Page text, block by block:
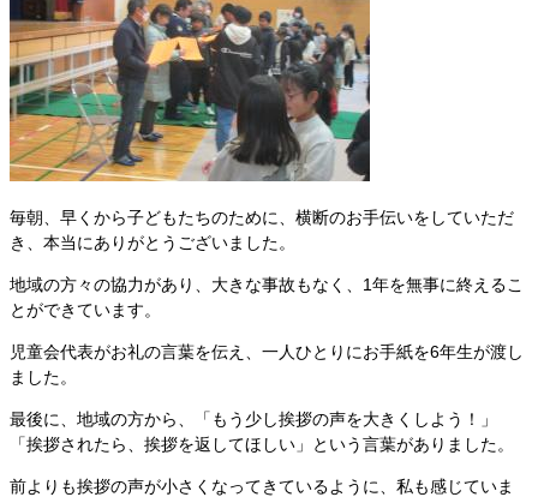
毎朝、早くから子どもたちのために、横断のお手伝いをしていただ
き、本当にありがとうございました。
地域の方々の協力があり、大きな事故もなく、1年を無事に終えるこ
とができています。
児童会代表がお礼の言葉を伝え、一人ひとりにお手紙を6年生が渡し
ました。
最後に、地域の方から、「もう少し挨拶の声を大きくしよう！」
「挨拶されたら、挨拶を返してほしい」という言葉がありました。
前よりも挨拶の声が小さくなってきているように、私も感じていま